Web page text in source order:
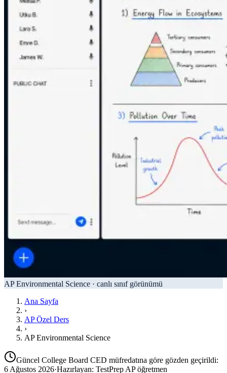
AP Environmental Science · canlı sınıf görünümü
Ana Sayfa
›
AP Özel Ders
›
AP Environmental Science
Güncel College Board CED müfredatına göre gözden geçirildi:
6 Ağustos 2026·Hazırlayan: TestPrep AP öğretmen